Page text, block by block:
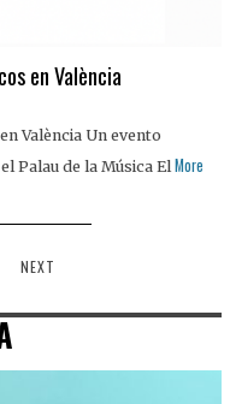
en València
València Un evento
Palau de la Música El More
NEXT